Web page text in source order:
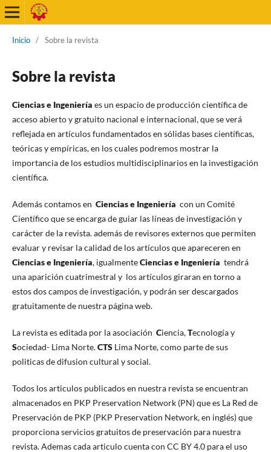
Inicio / Sobre la revista
Sobre la revista
Ciencias e Ingeniería es un espacio de producción científica de
acceso abierto y gratuito nacional e internacional, que se verá
reflejada en artículos fundamentados en sólidas bases científicas,
teóricas y empíricas, en los cuales podremos mostrar la
importancia de los estudios multidisciplinarios en la investigación
científica.
Además contamos en Ciencias e Ingeniería con un Comité
Científico que se encarga de guiar las líneas de investigación y
carácter de la revista. además de revisores externos que permiten
evaluar y revisar la calidad de los artículos que apareceren en
Ciencias e Ingeniería, igualmenteCiencias e Ingeniería tendrá
una aparición cuatrimestral y los artículos giraran en torno a
estos dos campos de investigación, y podrán ser descargados
gratuitamente de nuestra página web.
La revista es editada por la asociación Ciencia,Tecnología y
Sociedad- Lima Norte.CTSLima Norte, como parte de sus
politicas de difusion cultural y social.
Todos los articulos publicados en nuestra revista se encuentran
almacenados en PKP Preservation Network (PN) que es La Red de
Preservación de PKP (PKP Preservation Network, en inglés) que
proporciona servicios gratuitos de preservación para nuestra
revista. Ademas cada articulo cuenta con CC BY 4.0 para el uso